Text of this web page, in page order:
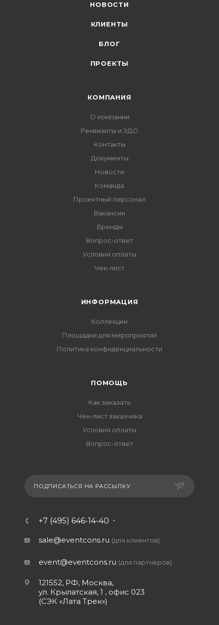
НОВОСТИ
КЛИЕНТЫ
БЛОГ
ПРОЕКТЫ
КОМПАНИЯ
О компании
Реквизиты и ЭДО
Контакты
Документы
Новости
Команда
Проектный персонал
Вакансии
Бренды
Вопрос-ответ
Условия оплаты
Чек-лист
ИНФОРМАЦИЯ
Коллекции
Площадки для мероприятий
Политика конфиденциальности
ПОМОЩЬ
Как заказать
Чек-лист заказчика
Условия оплаты
Вопрос-ответ
ПОДПИСАТЬСЯ НА РАССЫЛКУ
+7 (495) 646-14-40
sale@eventcons.ru (для клиентов)
event@eventcons.ru (для партнёров)
121552, РФ, Москва,
ул. Крылатская, 1 , офис 023
(СЭК «Лата Трек»)